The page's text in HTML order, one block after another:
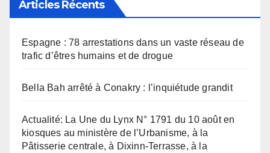
Articles Récents
Espagne : 78 arrestations dans un vaste réseau de
trafic d’êtres humains et de drogue
Bella Bah arrêté à Conakry : l’inquiétude grandit
Actualité: La Une du Lynx N° 1791 du 10 août en
kiosques au ministère de l’Urbanisme, à la
Pâtisserie centrale, à Dixinn-Terrasse, à la